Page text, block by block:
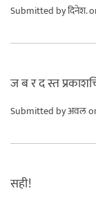
Submitted byदिनेश.
ज ब र द स्त
Submitted byअवल
सही!